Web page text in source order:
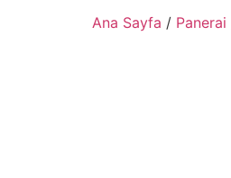
Ana Sayfa / Panerai